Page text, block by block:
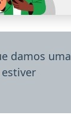
damos uma